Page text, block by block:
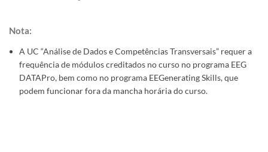
Nota: ​
A UC “Análise de Dados e Competências Transversais” requer a
frequência de módulos creditados no curso no programa EEG
DATAPro, bem como no programa EEGenerating Skills, que
podem funcionar fora da mancha horária do curso.